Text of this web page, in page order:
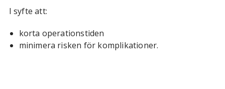
I syfte att:
korta operationstiden
minimera risken för komplikationer.